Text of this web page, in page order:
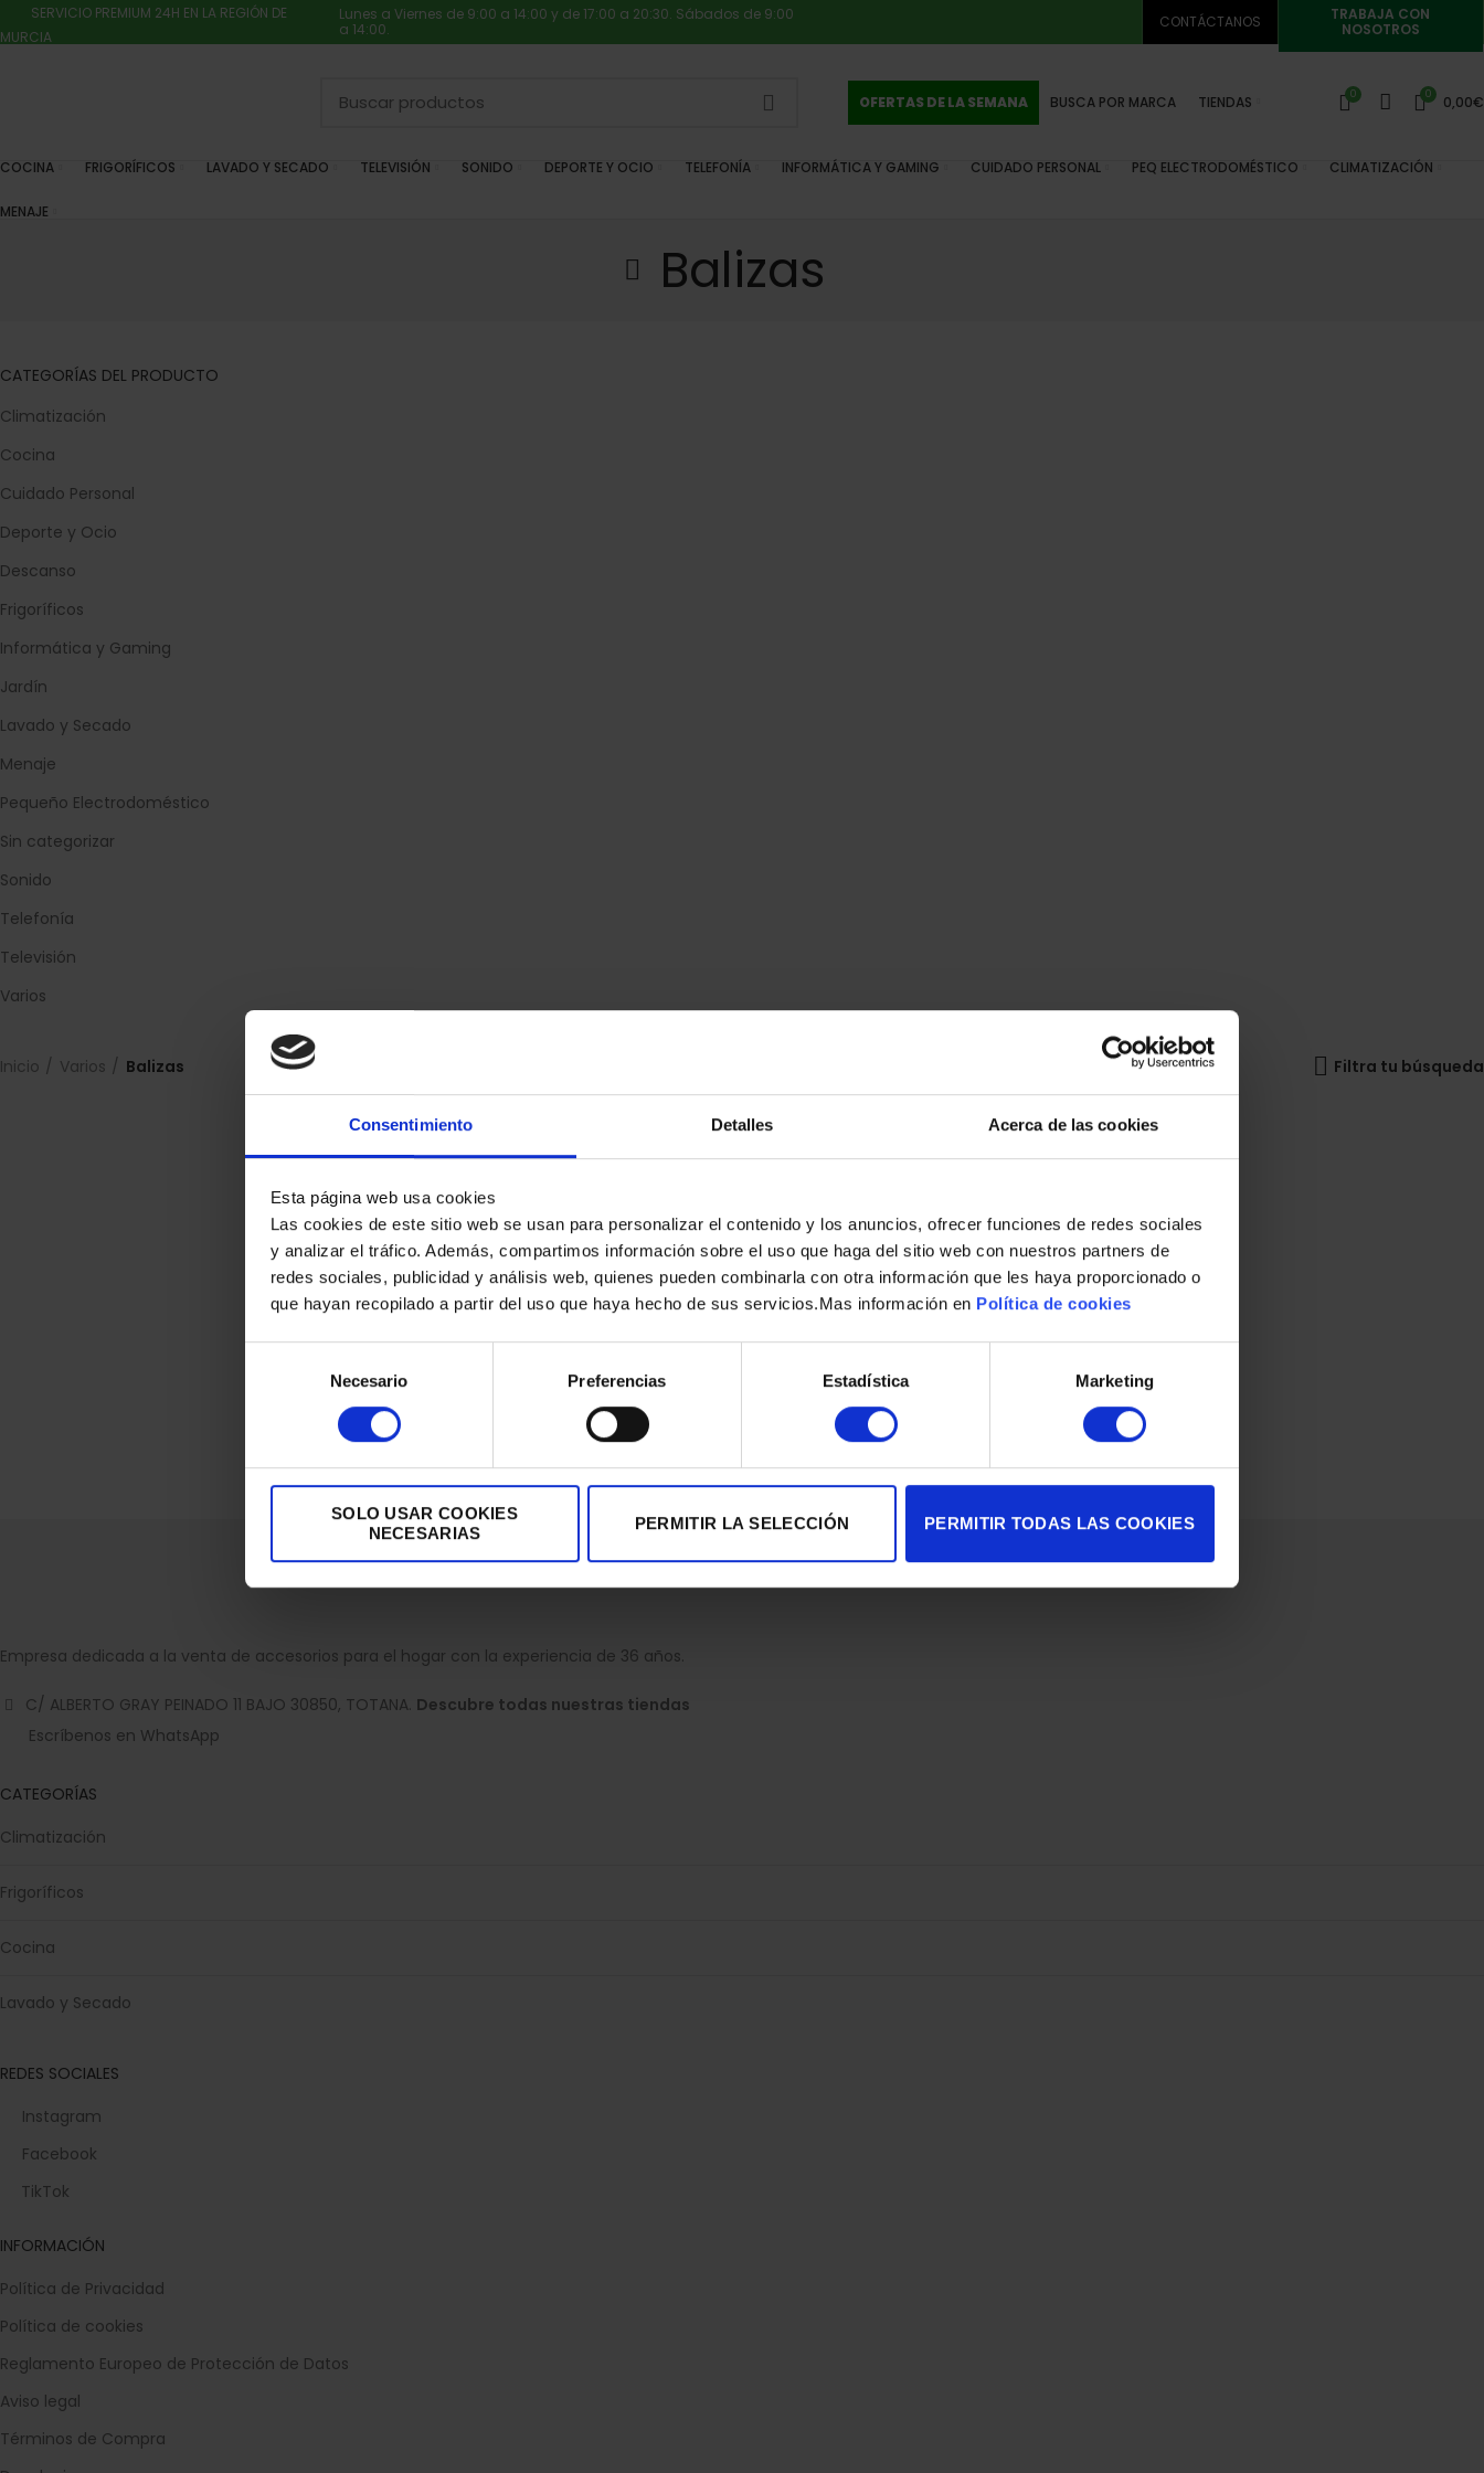
Consentimiento Detalles Acerca de las cookies
Esta página web usa cookies
Las cookies de este sitio web se usan para personalizar el contenido y los anuncios, ofrecer funciones de redes sociales
y analizar el tráfico. Además, compartimos información sobre el uso que haga del sitio web con nuestros partners de
redes sociales, publicidad y análisis web, quienes pueden combinarla con otra información que les haya proporcionado o
que hayan recopilado a partir del uso que haya hecho de sus servicios.Mas información en Política de cookies
consentimiento
Necesario Preferencias Estadística Marketing
SOLO USAR COOKIES
NECESARIAS
PERMITIR LA SELECCIÓN PERMITIR TODAS LAS COOKIES
SERVICIO PREMIUM 24H EN LA REGIÓN DE
MURCIA
Lunes a Viernes de 9:00 a 14:00 y de 17:00 a 20:30. Sábados de 9:00
a 14:00.
CONTÁCTANOS
TRABAJA CON
NOSOTROS
OFERTAS DE LA SEMANA BUSCA POR MARCA TIENDAS 0 0 0,00€
COCINA FRIGORÍFICOS LAVADO Y SECADO TELEVISIÓN SONIDO DEPORTE Y OCIO TELEFONÍA INFORMÁTICA Y GAMING CUIDADO PERSONAL PEQ ELECTRODOMÉSTICO CLIMATIZACIÓN
MENAJE
Balizas
CATEGORÍAS DEL PRODUCTO
Climatización
Cocina
Cuidado Personal
Deporte y Ocio
Descanso
Frigoríficos
Informática y Gaming
Jardín
Lavado y Secado
Menaje
Pequeño Electrodoméstico
Sin categorizar
Sonido
Telefonía
Televisión
Varios
Inicio Varios Balizas Filtra tu búsqueda
Empresa dedicada a la venta de accesorios para el hogar con la experiencia de 36 años.
C/ ALBERTO GRAY PEINADO 11 BAJO 30850, TOTANA. Descubre todas nuestras tiendas
Escríbenos en WhatsApp
CATEGORÍAS
Climatización
Frigoríficos
Cocina
Lavado y Secado
REDES SOCIALES
Instagram
Facebook
TikTok
INFORMACIÓN
Política de Privacidad
Política de cookies
Reglamento Europeo de Protección de Datos
Aviso legal
Términos de Compra